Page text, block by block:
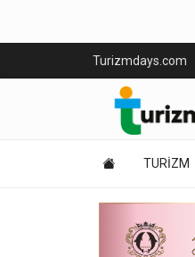
Turizmdays.com
TURİZM